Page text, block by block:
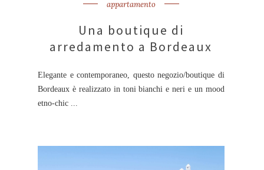
appartamento
Una boutique di
arredamento a Bordeaux
Elegante e contemporaneo, questo negozio/boutique di
Bordeaux è realizzato in toni bianchi e neri e un mood
etno-chic ...